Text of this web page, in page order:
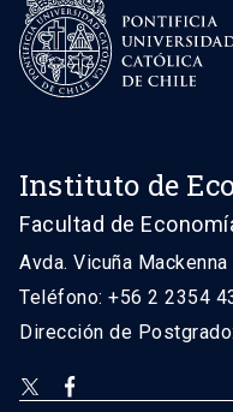
Instituto de
Facultad de
Avda. Vicuña
Teléfono: +56 2 2354
Dirección de